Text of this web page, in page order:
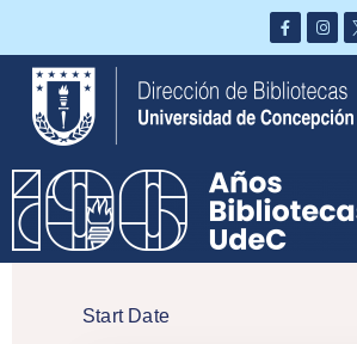
Saltar
contenido
Start Date